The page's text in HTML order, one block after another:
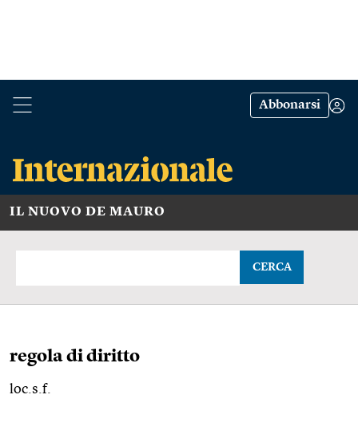
Abbonarsi
IL NUOVO DE MAURO
CERCA
regola di diritto
loc.s.f.